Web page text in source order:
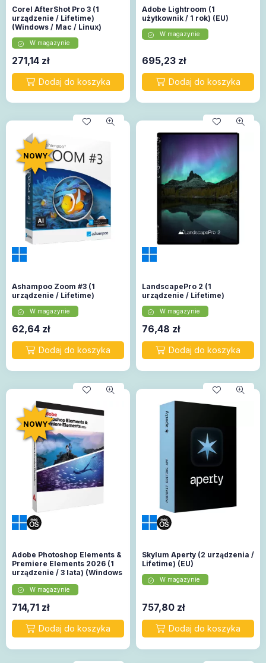
Corel AfterShot Pro 3 (1
urządzenie / Lifetime)
(Windows / Mac / Linux)
W magazynie
271,14 zł
Adobe Lightroom (1
użytkownik / 1 rok) (EU)
W magazynie
695,23 zł
NOWY
Ashampoo Zoom #3 (1
urządzenie / Lifetime)
W magazynie
62,64 zł
LandscapePro 2 (1
urządzenie / Lifetime)
W magazynie
76,48 zł
NOWY
Adobe Photoshop Elements &
Premiere Elements 2026 (1
urządzenie / 3 lata) (Windows
W magazynie
714,71 zł
Skylum Aperty (2 urządzenia /
Lifetime) (EU)
W magazynie
757,80 zł